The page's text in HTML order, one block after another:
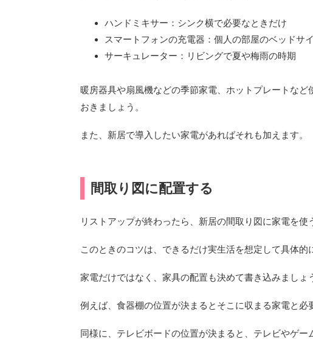
ハンドミキサー：シンク横で必要なときだけ
スマートフォンの充電器：個人の部屋のベッドサ
サーキュレーター：リビングで夏や梅雨の時期
暖房器具や扇風機などの季節家電、ホットプレートな
おきましょう。
また、新居で導入したい家電があればそれも加えます。
間取り図に配置する
リストアップが終わったら、新居の間取り図に家電を使
このときのコツは、できるだけ実生活を想定して具体的
家電だけではなく、家具の配置も決めて書き込みましょ
例えば、食器棚の位置が決まるとそこに収まる家電と必
同様に、テレビボードの位置が決まると、テレビやゲ